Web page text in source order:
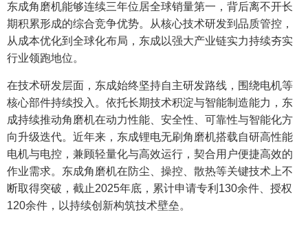
东成角磨机能够连续三年位居全球销量第一，背后离不开长
期积累形成的综合竞争优势。从核心技术研发到品质管控，
从成本优化到全球化布局，东成以强大产业链实力持续夯实
行业领跑地位。
在技术研发层面，东成始终坚持自主研发路线，围绕电机等
核心部件持续投入。依托长期技术积淀与智能制造能力，东
成持续推动角磨机在动力性能、安全性、可靠性与智能化方
向升级迭代。近年来，东成锂电无刷角磨机搭载自研高性能
电机与电控，兼顾轻量化与高效运行，契合用户便捷高效的
作业需求。东成角磨机在防尘、操控、散热等关键技术上不
断取得突破，截止2025年底，累计申请专利130余件、授权
120余件，以持续创新构筑技术壁垒。